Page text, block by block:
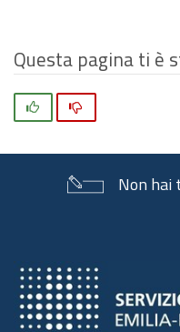
Questa pagina ti è
Non hai